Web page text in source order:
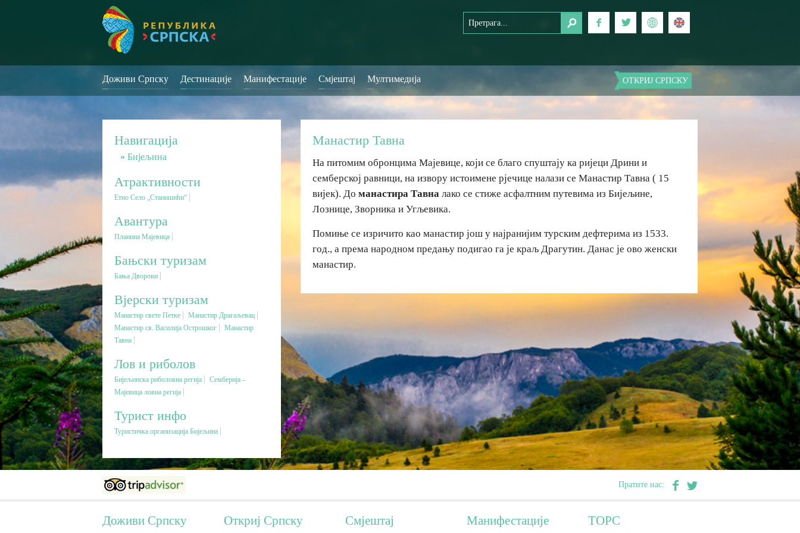
Доживи Српску Дестинације Манифестације Смјештај Мултимедија ОТКРИЈ СРПСКУ
Навигација
Бијељина
Атрактивности
Етно Село „Станишићи“
Авантура
Планина Мајевица
Бањски туризам
Бања Дворови
Вјерски туризам
Манастир свете Петке
Манастир Драгаљевац
Манастир св. Василија Острошког
Манастир
Тавна
Лов и риболов
Бијељинска риболовна регија
Семберија –
Мајевица ловна регија
Турист инфо
Туристичка организација Бијељина
Манастир Тавна
На питомим обронцима Мајевице, који се благо спуштају ка ријеци Дрини и
семберској равници, на извору истоимене рјечице налази се Манастир Тавна ( 15
вијек). Доманастира Тавна лако се стиже асфалтним путевима из Бијељине,
Лознице, Зворника и Угљевика.
Помиње се изричито као манастир још у најранијим турским дефтерима из 1533.
год., а према народном предању подигао га је краљ Драгутин. Данас је ово женски
манастир.
Пратите нас:
Доживи Српску Откриј Српску Смјештај Манифестације ТОРС